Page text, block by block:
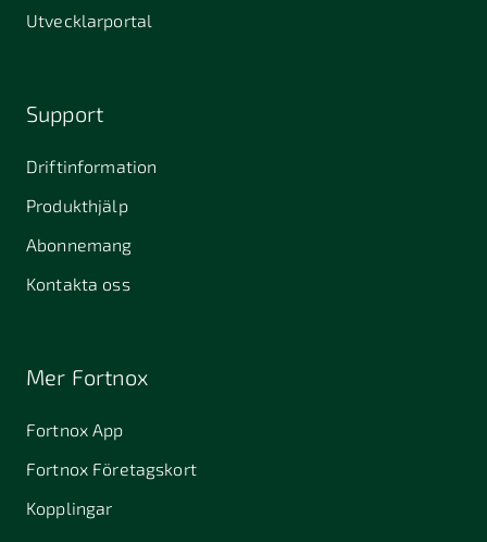
Utvecklarportal
Support
Driftinformation
Produkthjälp
Abonnemang
Kontakta oss
Mer Fortnox
Fortnox App
Fortnox Företagskort
Kopplingar